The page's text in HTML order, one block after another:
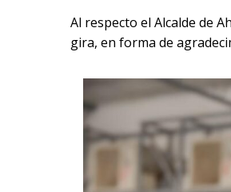
Al respecto el Alcalde de
gira, en forma de